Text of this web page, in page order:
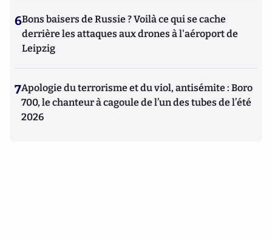
6Bons baisers de Russie ? Voilà ce qui se cache
derrière les attaques aux drones à l'aéroport de
Leipzig
7Apologie du terrorisme et du viol, antisémite : Boro
700, le chanteur à cagoule de l’un des tubes de l’été
2026